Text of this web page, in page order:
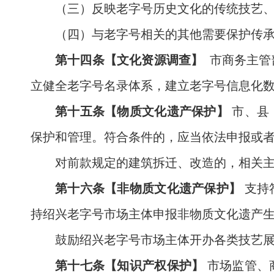
（三）反映老字号历史文化的传统技
（四）与老字号相关的其他需要保护传
第十四条【文化资源调查】
市商务主
立健全老字号名录体系，建立老字号信息化
第十五条【物质文化遗产保护】
市、县
保护和管理。符合条件的，应当依法申报或
对前款规定的建筑拆迁、改造的，相关
第十六条【非物质文化遗产保护】
支持
持绍兴老字号市场主体申报非物质文化遗产
鼓励绍兴老字号市场主体开办各类技艺
第十七条【知识产权保护】
市场监管、